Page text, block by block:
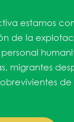
estamos
de la
migrantes